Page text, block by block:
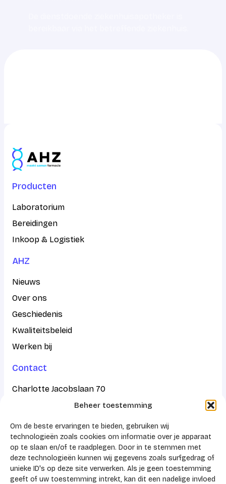
Beheer toestemming
Om de beste ervaringen te bieden, gebruiken wij
technologieën zoals cookies om informatie over je apparaat
op te slaan en/of te raadplegen. Door in te stemmen met
deze technologieën kunnen wij gegevens zoals surfgedrag of
unieke ID's op deze site verwerken. Als je geen toestemming
geeft of uw toestemming intrekt, kan dit een nadelige invloed
Producten
Laboratorium
Bereidingen
Inkoop & Logistiek
AHZ
Nieuws
Over ons
Geschiedenis
Kwaliteitsbeleid
Werken bij
Contact
Charlotte Jacobslaan 70
2545 AB Den Haag
Postbus 43100
2504 AC Den Haag
KVK 41159788